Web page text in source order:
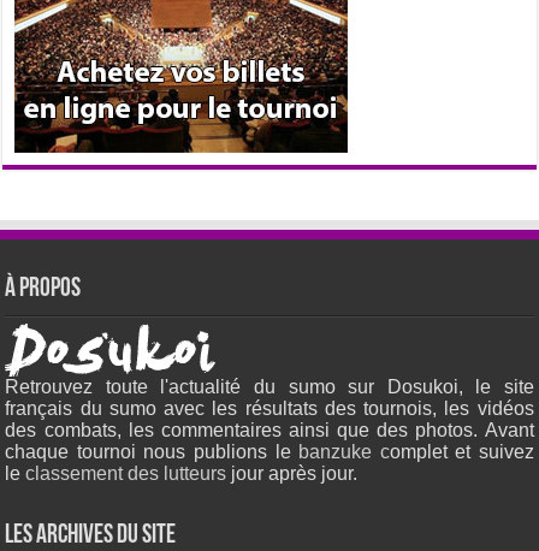
À propos
Retrouvez toute l'actualité du sumo sur Dosukoi, le site
français du sumo avec les résultats des tournois, les vidéos
des combats, les commentaires ainsi que des photos. Avant
chaque tournoi nous publions le banzuke complet et suivez
leclassement des lutteurs jour après jour.
Les archives du site